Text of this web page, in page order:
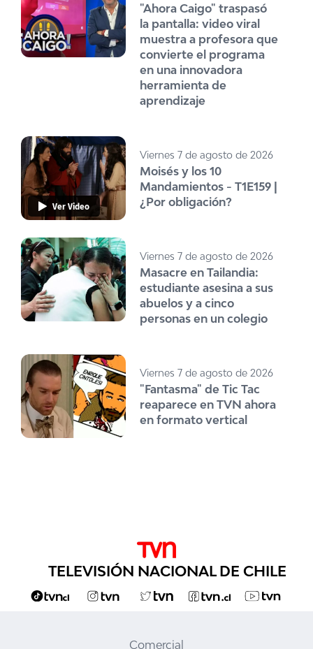
"Ahora Caigo" traspasó
la pantalla: video viral
muestra a profesora que
convierte el programa
en una innovadora
herramienta de
aprendizaje
Ver Video
Viernes 7 de agosto de 2026
Moisés y los 10
Mandamientos - T1E159 |
¿Por obligación?
Viernes 7 de agosto de 2026
Masacre en Tailandia:
estudiante asesina a sus
abuelos y a cinco
personas en un colegio
Viernes 7 de agosto de 2026
"Fantasma" de Tic Tac
reaparece en TVN ahora
en formato vertical
TELEVISIÓN NACIONAL DE CHILE
Comercial